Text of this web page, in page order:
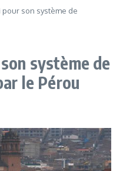
pour son système de
système de
le Pérou